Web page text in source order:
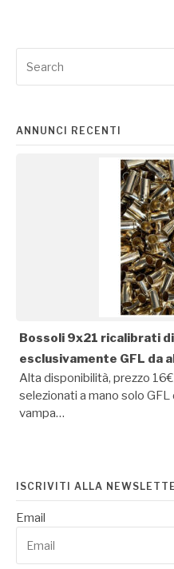
for:
ANNUNCI RECENTI
Bossoli 9x21 ricalibrati
esclusivamente GFL da
Alta disponibilità, prezzo
selezionati a mano solo
vampa…
ISCRIVITI ALLA
Email